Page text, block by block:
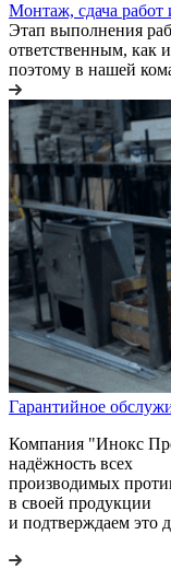
Монтаж, сдача работ
Этап выполнения
ответственным, как
поэтому в нашей
Гарантийное
Компания "Инокс
надёжность всех
производимых
в своей продукции
и подтверждаем это